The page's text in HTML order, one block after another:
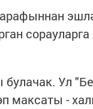
сорауларга
Ул
максаты -